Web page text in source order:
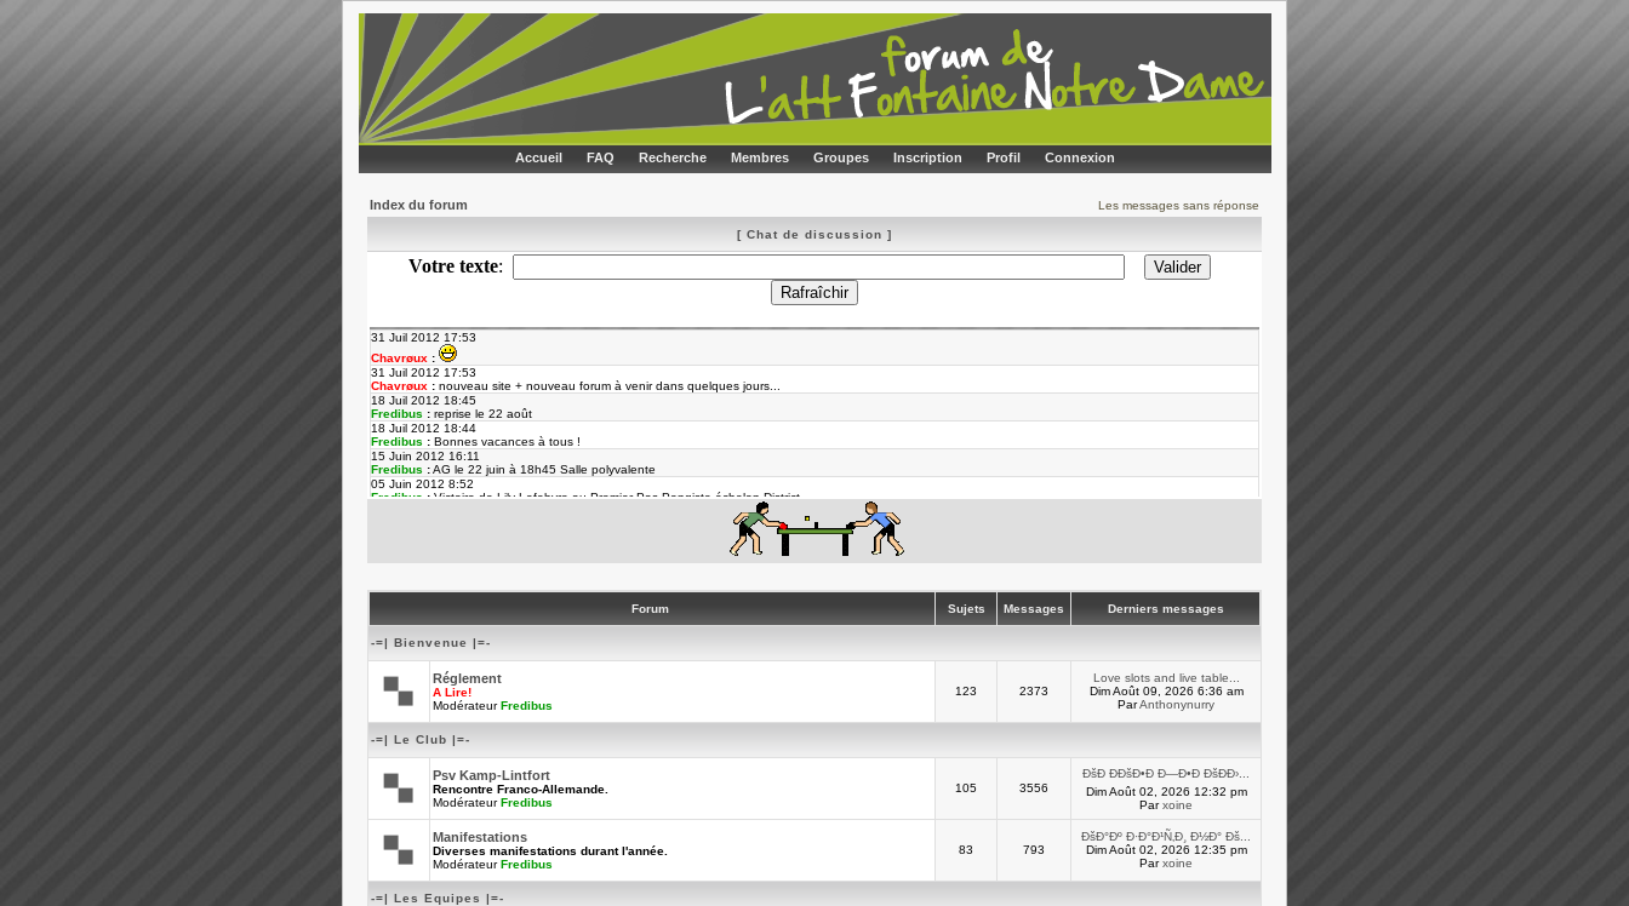
Accueil FAQ Recherche Membres Groupes Inscription Profil Connexion
Index du forum Les messages sans réponse
[ Chat de discussion ]
Forum Sujets Messages Derniers messages
-=| Bienvenue |=-
Réglement
A Lire!
ModérateurFredibus
123 2373
Love slots and live table...
Dim Août 09, 2026 6:36 am
ParAnthonynurry
-=| Le Club |=-
Psv Kamp-Lintfort
Rencontre Franco-Allemande.
ModérateurFredibus
105 3556
ÐšÐ ÐÐšÐ•Ð Ð—Ð•Ð ÐšÐÐ›...
Dim Août 02, 2026 12:32 pm
Parxoine
Manifestations
Diverses manifestations durant l'année.
ModérateurFredibus
83 793
ÐšÐ°Ðº Ð·Ð°Ð¹Ñ‚Ð¸ Ð½Ð° Ðš...
Dim Août 02, 2026 12:35 pm
Parxoine
-=| Les Equipes |=-